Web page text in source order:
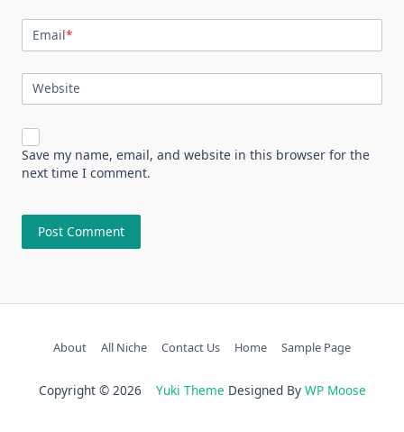
Email*
Website
Save my name, email, and website in this browser for the
next time I comment.
About All Niche Contact Us Home Sample Page
Copyright © 2026 Yuki Theme Designed By WP Moose